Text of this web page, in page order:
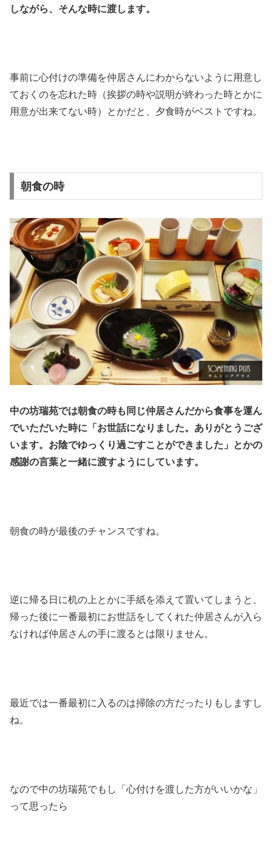
しながら、そんな時に渡します。
事前に心付けの準備を仲居さんにわからないように用意し
ておくのを忘れた時（挨拶の時や説明が終わった時とかに
用意が出来てない時）とかだと、夕食時がベストですね。
朝食の時
中の坊瑞苑では朝食の時も同じ仲居さんだから食事を運ん
でいただいた時に「お世話になりました。ありがとうござ
います。お陰でゆっくり過ごすことができました」とかの
感謝の言葉と一緒に渡すようにしています。
朝食の時が最後のチャンスですね。
逆に帰る日に机の上とかに手紙を添えて置いてしまうと、
帰った後に一番最初にお世話をしてくれた仲居さんが入ら
なければ仲居さんの手に渡るとは限りません。
最近では一番最初に入るのは掃除の方だったりもしますし
ね。
なので中の坊瑞苑でもし「心付けを渡した方がいいかな」
って思ったら